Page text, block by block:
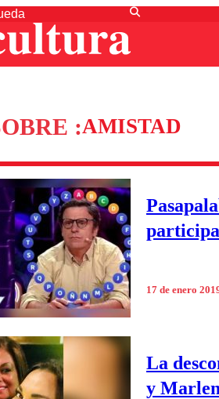
:AMISTAD
17 de enero
La
y